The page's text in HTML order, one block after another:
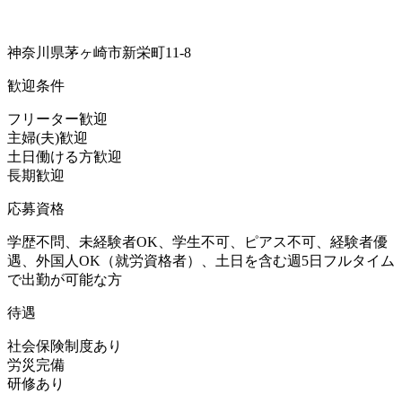
神奈川県茅ヶ崎市新栄町11-8
歓迎条件
フリーター歓迎
主婦(夫)歓迎
土日働ける方歓迎
長期歓迎
応募資格
学歴不問、未経験者OK、学生不可、ピアス不可、経験者優
遇、外国人OK（就労資格者）、土日を含む週5日フルタイム
で出勤が可能な方
待遇
社会保険制度あり
労災完備
研修あり